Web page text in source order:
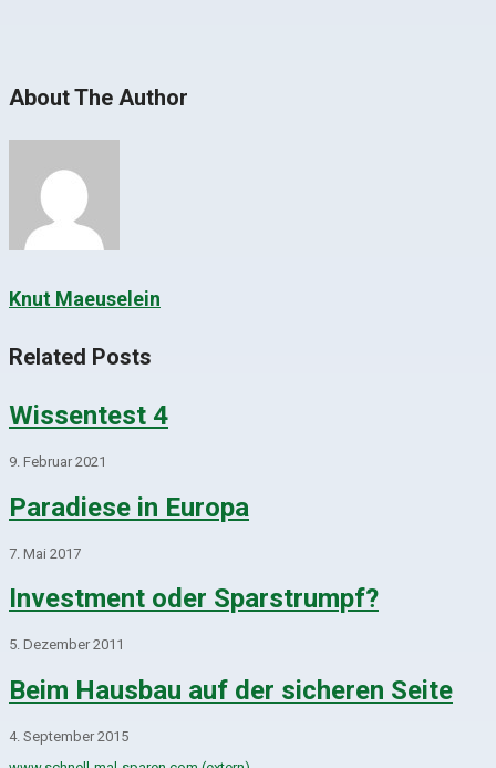
About The Author
Knut Maeuselein
Related Posts
Wissentest 4
9. Februar 2021
Paradiese in Europa
7. Mai 2017
Investment oder Sparstrumpf?
5. Dezember 2011
Beim Hausbau auf der sicheren Seite
4. September 2015